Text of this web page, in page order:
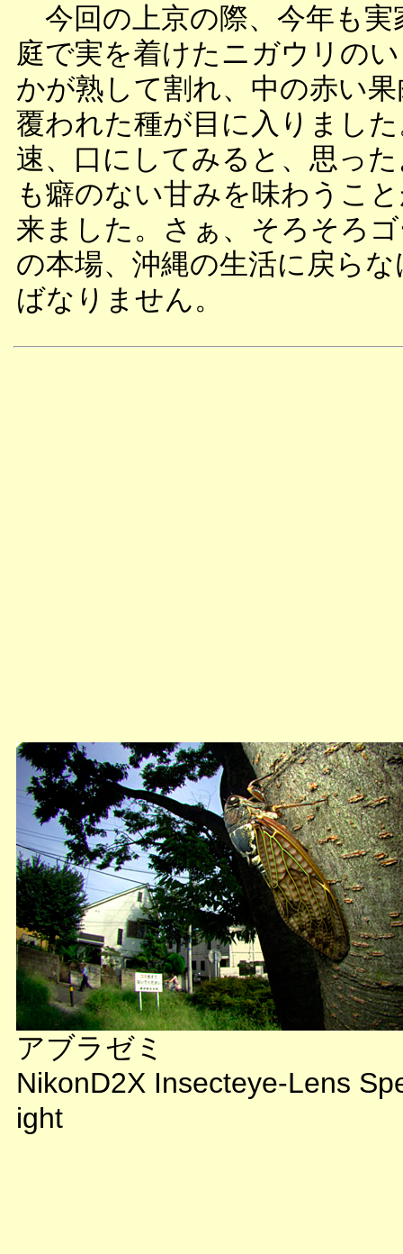
今回の上京の際、今年も実
庭で実を着けたニガウリの
かが熟して割れ、中の赤い
覆われた種が目に入りまし
速、口にしてみると、思っ
も癖のない甘みを味わうこ
来ました。さぁ、そろそろ
の本場、沖縄の生活に戻らな
ばなりません。
アブラゼミ
NikonD2X Insecteye-Lens
ight